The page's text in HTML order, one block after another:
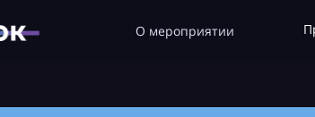
О мероприятии